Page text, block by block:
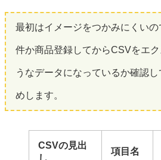
最初はイメージをつかみにくい
件か商品登録してからCSVをエ
うなデータになっているか確認
めします。
CSVの見出
し
項目名